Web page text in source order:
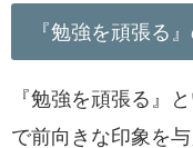
『勉強を頑張る
『勉強を頑張る』
で前向きな印象を